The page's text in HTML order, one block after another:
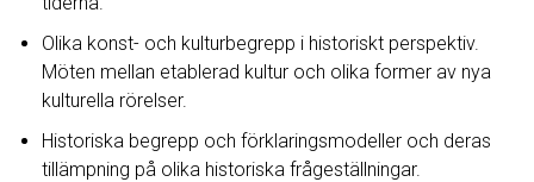
Olika konst- och kulturbegrepp i historiskt perspektiv.
Möten mellan etablerad kultur och olika former av nya
kulturella rörelser.
Historiska begrepp och förklaringsmodeller och deras
tillämpning på olika historiska frågeställningar.